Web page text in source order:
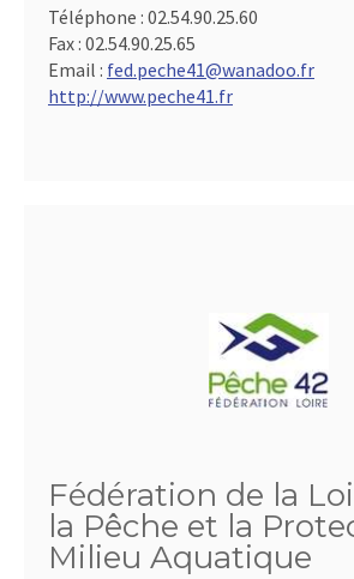
Téléphone : 02.54.90.25.60
Fax : 02.54.90.25.65
Email : fed.peche41@wanadoo.fr
http://www.peche41.fr
Fédération de la
la Pêche et la
Milieu Aquatique